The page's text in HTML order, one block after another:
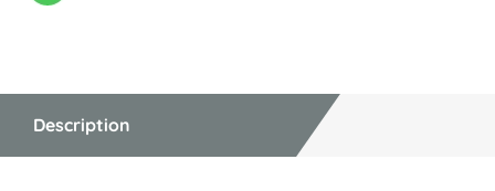
Description